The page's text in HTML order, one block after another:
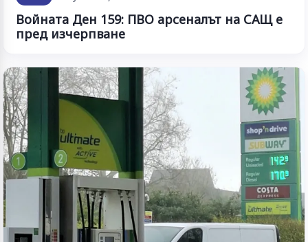
Войната Ден 159: ПВО арсеналът на САЩ е
пред изчерпване